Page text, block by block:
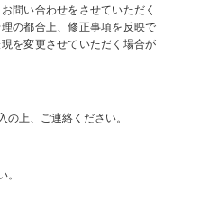
問い合わせをさせていただく
の都合上、修正事項を反映で
を変更させていただく場合が
の上、ご連絡ください。
。